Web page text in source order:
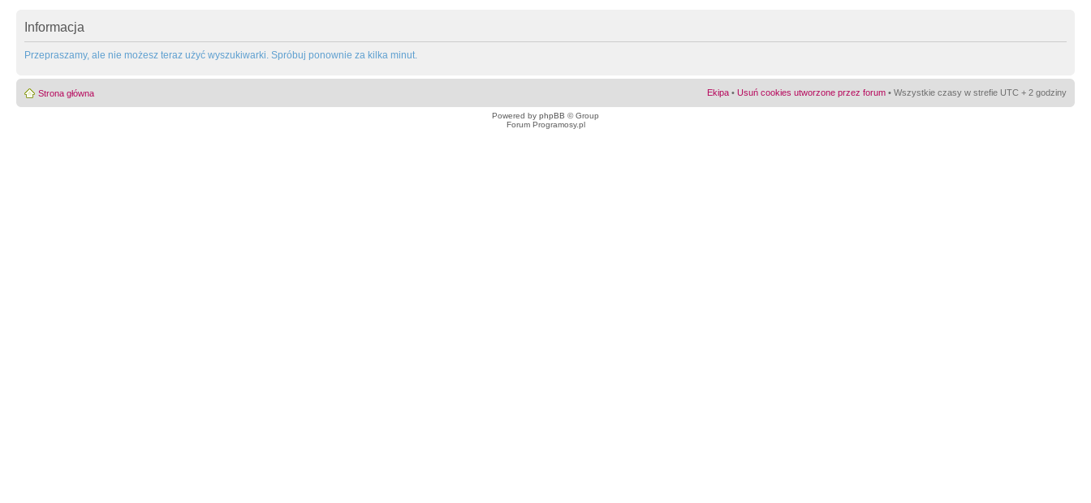
Informacja
Przepraszamy, ale nie możesz teraz użyć wyszukiwarki. Spróbuj ponownie za kilka minut.
Strona główna Ekipa • Usuń cookies utworzone przez forum • Wszystkie czasy w strefie UTC + 2 godziny
Powered by phpBB © Group
Forum Programosy.pl